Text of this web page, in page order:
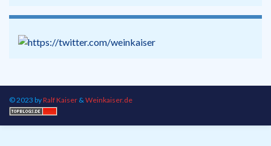
© 2023 byRalf Kaiser & Weinkaiser.de